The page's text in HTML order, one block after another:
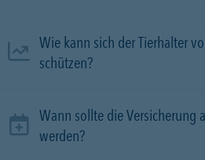
Wie kann sich der Tierhalter
schützen?
Wann sollte die Versicherung
werden?